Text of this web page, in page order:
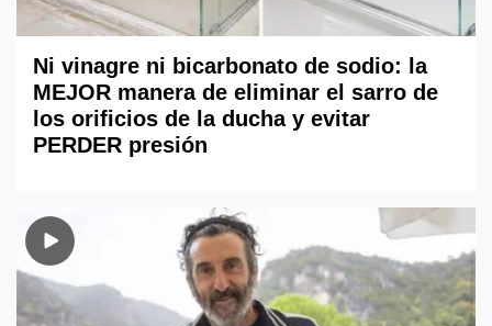
Ni vinagre ni bicarbonato de sodio: la
MEJOR manera de eliminar el sarro de
los orificios de la ducha y evitar
PERDER presión